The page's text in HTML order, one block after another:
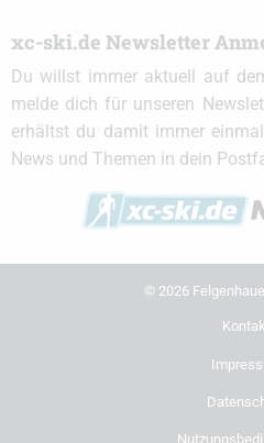
xc-ski.de Newsletter
Du willst immer aktuell auf
melde dich für unseren
erhältst du damit immer
News und Themen in dein
© 2026